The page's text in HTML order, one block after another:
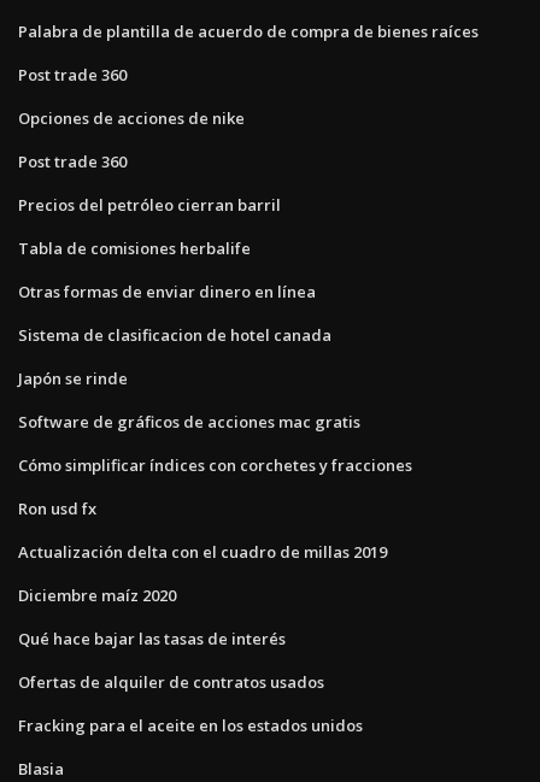
Palabra de plantilla de acuerdo de compra de bienes raíces
Post trade 360
Opciones de acciones de nike
Post trade 360
Precios del petróleo cierran barril
Tabla de comisiones herbalife
Otras formas de enviar dinero en línea
Sistema de clasificacion de hotel canada
Japón se rinde
Software de gráficos de acciones mac gratis
Cómo simplificar índices con corchetes y fracciones
Ron usd fx
Actualización delta con el cuadro de millas 2019
Diciembre maíz 2020
Qué hace bajar las tasas de interés
Ofertas de alquiler de contratos usados
Fracking para el aceite en los estados unidos
Blasia